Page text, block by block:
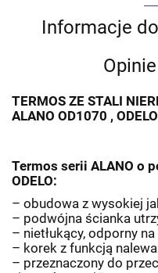
Informacje
TERMOS ZE STALI
ALANO OD1070 , ODELO
Termos serii ALANO o
ODELO:
– obudowa z wysokiej
– podwójna ścianka
– nietłukący, odporny
– korek z funkcją
– przeznaczony do